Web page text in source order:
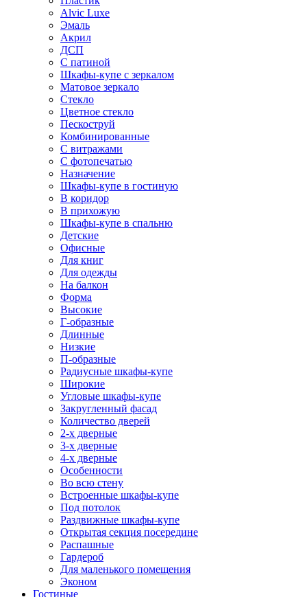
Alvic Luxe
Эмаль
Акрил
ДСП
С патиной
Шкафы-купе с зеркалом
Матовое зеркало
Стекло
Цветное стекло
Пескоструй
Комбинированные
С витражами
С фотопечатью
Назначение
Шкафы-купе в гостиную
В коридор
В прихожую
Шкафы-купе в спальню
Детские
Офисные
Для книг
Для одежды
На балкон
Форма
Высокие
Г-образные
Длинные
Низкие
П-образные
Радиусные шкафы-купе
Широкие
Угловые шкафы-купе
Закругленный фасад
Количество дверей
2-х дверные
3-х дверные
4-х дверные
Особенности
Во всю стену
Встроенные шкафы-купе
Под потолок
Раздвижные шкафы-купе
Открытая секция посередине
Распашные
Гардероб
Для маленького помещения
Эконом
Гостиные